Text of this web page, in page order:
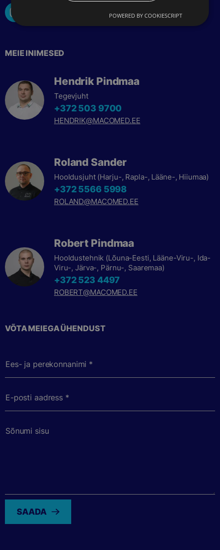
MEIE INIMESED
Hendrik Pindmaa
Tegevjuht
+372 503 9700
HENDRIK@MACOMED.EE
Roland Sander
Hooldusjuht (Harju-, Rapla-, Lääne-, Hiiumaa)
+372 5566 5998
ROLAND@MACOMED.EE
Robert Pindmaa
Hooldustehnik (Lõuna-Eesti, Lääne-Viru-, Ida-
Viru-, Järva-, Pärnu-, Saaremaa)
+372 523 4497
ROBERT@MACOMED.EE
VÕTA MEIEGA ÜHENDUST
Ees- ja perekonnanimi *
E-posti aadress *
Sõnumi sisu
SAADA
POWERED BY COOKIESCRIPT